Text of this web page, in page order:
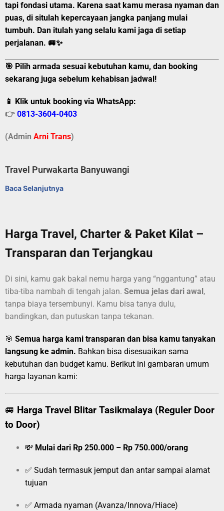
tapi fondasi utama. Karena saat kamu merasa nyaman dan
puas, di situlah kepercayaan jangka panjang mulai
tumbuh. Dan itulah yang selalu kami jaga di setiap
perjalanan. 🚐✨
🎯 Pilih armada sesuai kebutuhan kamu, dan booking
sekarang juga sebelum kehabisan jadwal!
📱 Klik untuk booking via WhatsApp:
👉 0813-3604-0403
(Admin Arni Trans)
Travel Purwakarta Banyuwangi
Baca Selanjutnya
Harga Travel, Charter & Paket Kilat –
Transparan dan Terjangkau
Di sini, kamu gak bakal nemu harga yang “nggantung” atau
tiba-tiba nambah di tengah jalan. Semua jelas dari awal,
tanpa biaya tersembunyi. Kamu bisa tanya dulu,
bandingkan, dan putuskan tanpa tekanan.
🎯 Semua harga kami transparan dan bisa kamu tanyakan
langsung ke admin. Bahkan bisa disesuaikan sama
kebutuhan dan budget kamu. Berikut ini gambaran umum
harga layanan kami:
🚐 Harga Travel Blitar Tasikmalaya (Reguler Door
to Door)
💸 Mulai dari Rp 250.000 – Rp 750.000/orang
✅ Sudah termasuk jemput dan antar sampai alamat
tujuan
✅ Armada nyaman (Avanza/Innova/Hiace)